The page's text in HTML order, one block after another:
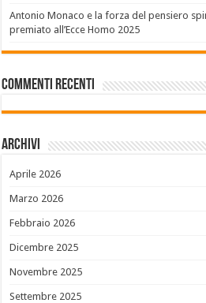
Antonio Monaco e la forza del pensiero
premiato all’Ecce Homo 2025
Commenti recenti
Archivi
Aprile 2026
Marzo 2026
Febbraio 2026
Dicembre 2025
Novembre 2025
Settembre 2025